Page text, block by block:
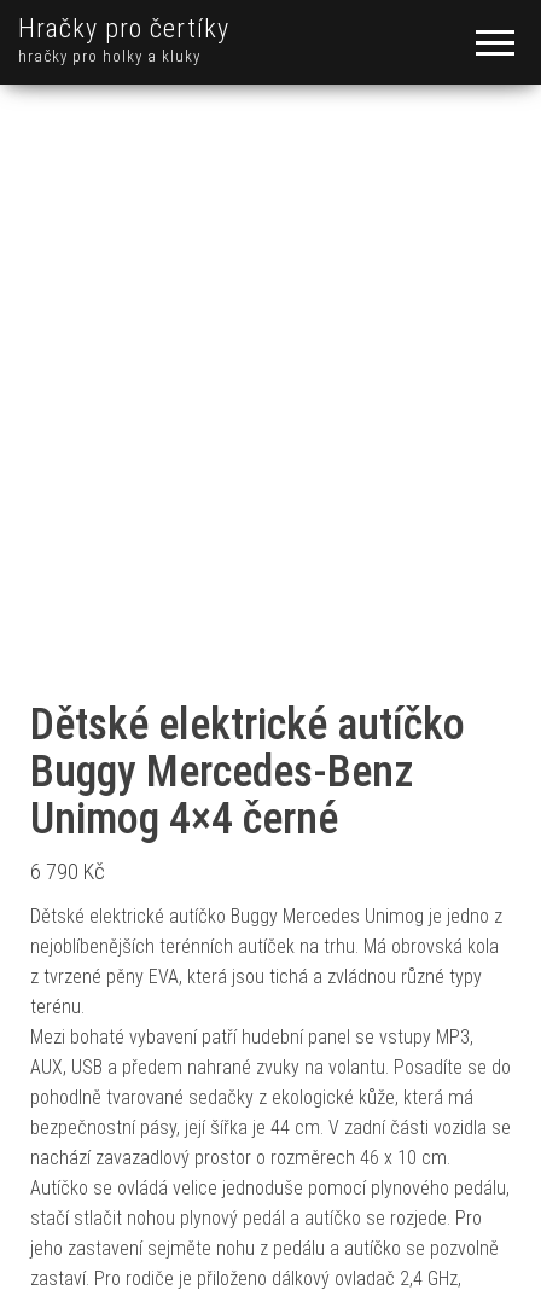
Hračky pro čertíky
hračky pro holky a kluky
Dětské elektrické autíčko
Buggy Mercedes-Benz
Unimog 4×4 černé
6 790 Kč
Dětské elektrické autíčko Buggy Mercedes Unimog je jedno z
nejoblíbenějších terénních autíček na trhu. Má obrovská kola
z tvrzené pěny EVA, která jsou tichá a zvládnou různé typy
terénu.
Mezi bohaté vybavení patří hudební panel se vstupy MP3,
AUX, USB a předem nahrané zvuky na volantu. Posadíte se do
pohodlně tvarované sedačky z ekologické kůže, která má
bezpečnostní pásy, její šířka je 44 cm. V zadní části vozidla se
nachází zavazadlový prostor o rozměrech 46 x 10 cm.
Autíčko se ovládá velice jednoduše pomocí plynového pedálu,
stačí stlačit nohou plynový pedál a autíčko se rozjede. Pro
jeho zastavení sejměte nohu z pedálu a autíčko se pozvolně
zastaví. Pro rodiče je přiloženo dálkový ovladač 2,4 GHz,